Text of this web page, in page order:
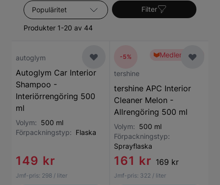
Sortera efter
Produkter 1-20 av 44
Filter
autoglym
Autoglym Car Interior
Shampoo -
Interiörrengöring 500
ml
Volym: 500 ml
Förpackningstyp: Flaska
149 kr
Jmf-pris: 298 / liter
Medlemspris
tershine
tershine APC Interior
Cleaner Melon -
Allrengöring 500 ml
Volym: 500 ml
Förpackningstyp:
Sprayflaska
161 kr 169 kr
Jmf-pris: 322 / liter
-5%